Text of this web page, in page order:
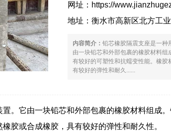
网址： https://
地址：衡水市高新区北方工
内容简介： 铅芯橡胶隔震支座是一种
由一块铅芯和外部包裹的橡胶材料
有较好的可塑性和抗蠕变性能。橡
有较好的弹性和耐久......
。它由一块铅芯和外部包裹的橡胶材料组成
胶或合成橡胶，具有较好的弹性和耐久性。